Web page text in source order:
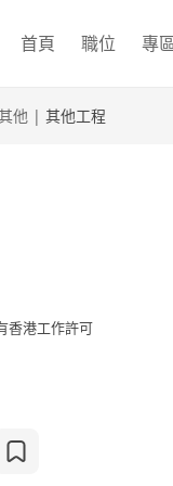
首頁 職位 專
他 | 其他工程
香港工作許可